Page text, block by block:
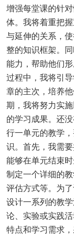
增强每堂课的针
体。我将着重把
与延伸的关系，
整的知识框架。
能力，帮助他们
过程中，我将引
章的主次，培养
期，我将努力实
的学习成果。还
行一单元的教学
识。首先，我需
能够在单元结束
制定一个详细的
评估方式等。为
设计一系列的教
论、实验或实践
特点和学习需求